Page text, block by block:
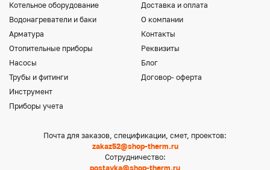
Котельное оборудование
Водонагреватели и баки
Арматура
Отопительные приборы
Насосы
Трубы и фитинги
Инструмент
Приборы учета
Доставка и оплата
О компании
Контакты
Реквизиты
Блог
Договор- оферта
Почта для заказов, спецификации, смет, проектов:
zakaz52@shop-therm.ru
Сотрудничество:
postavka@shop-therm.ru